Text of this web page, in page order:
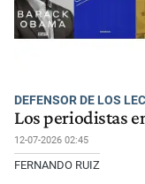
DEFENSOR DE LOS
Los periodistas
12-07-2026 02:45
FERNANDO RUIZ